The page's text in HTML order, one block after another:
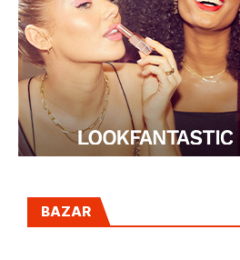
BAZAR